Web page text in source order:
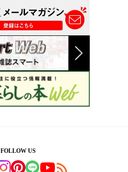
FOLLOW US